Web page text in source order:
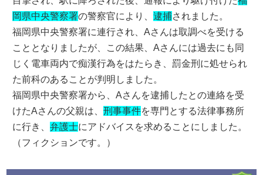
岡県中央警察署の警察官により、逮捕されました。
福岡県中央警察署に連行され、Aさんは取調べを受ける
こととなりましたが、この結果、Aさんには過去にも同
じく電車両内で痴漢行為をはたらき、罰金刑に処せられ
た前科のあることが判明しました。
福岡県中央警察署から、Aさんを逮捕したとの連絡を受
けたAさんの父親は、刑事事件を専門とする法律事務所
に行き、弁護士にアドバイスを求めることにしました。
（フィクションです。）